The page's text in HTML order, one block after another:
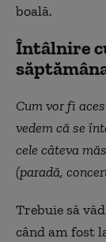
boală.
Întâlnire
Cum vor fi
vedem că se
cele câteva
(paradă,
Trebuie să
când am fost